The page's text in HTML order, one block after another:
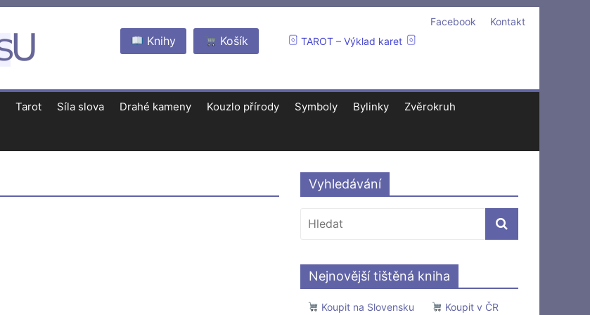
Kontakt
Facebook
TAROT – Výklad karet
Košík
Knihy
Tarot Síla slova Drahé kameny Kouzlo přírody Symboly Bylinky Zvěrokruh
Vyhledávání
Nejnovější tištěná kniha
Koupit na Slovensku Koupit v ČR